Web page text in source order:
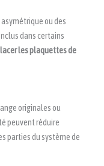
ou des
dans certains
les plaquettes de
originales ou
peuvent réduire
parties du système de